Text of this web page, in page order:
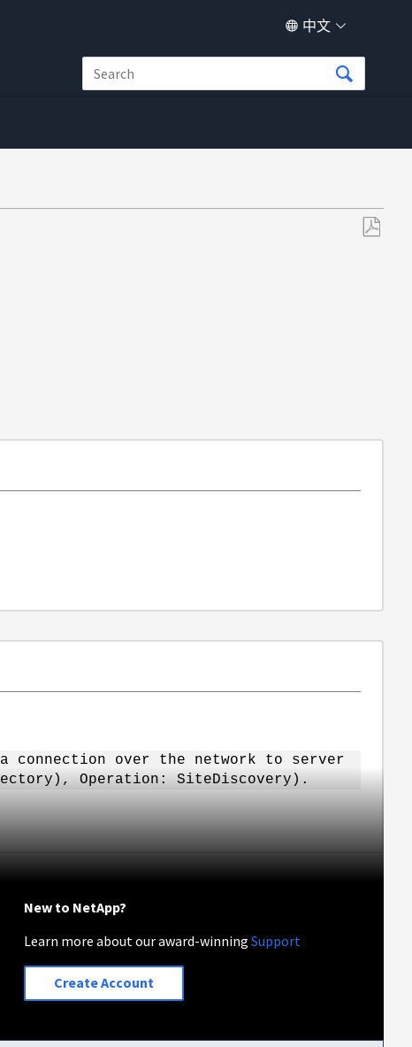
中文
connection over the network to server
Operation: SiteDiscovery).
New to NetApp?
Learn more about our award-winningSupport
Create Account